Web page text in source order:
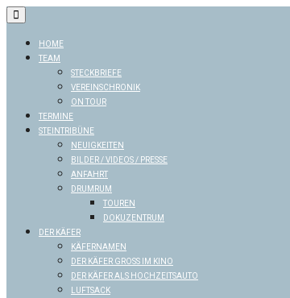
Skip
to
contentHOME
TEAM
STECKBRIEFE
VEREINSCHRONIK
ON TOUR
TERMINE
STEINTRIBÜNE
NEUIGKEITEN
BILDER / VIDEOS / PRESSE
ANFAHRT
DRUMRUM
TOUREN
DOKUZENTRUM
DER KÄFER
KÄFERNAMEN
DER KÄFER GROSS IM KINO
DER KÄFER ALS HOCHZEITSAUTO
LUFTSACK